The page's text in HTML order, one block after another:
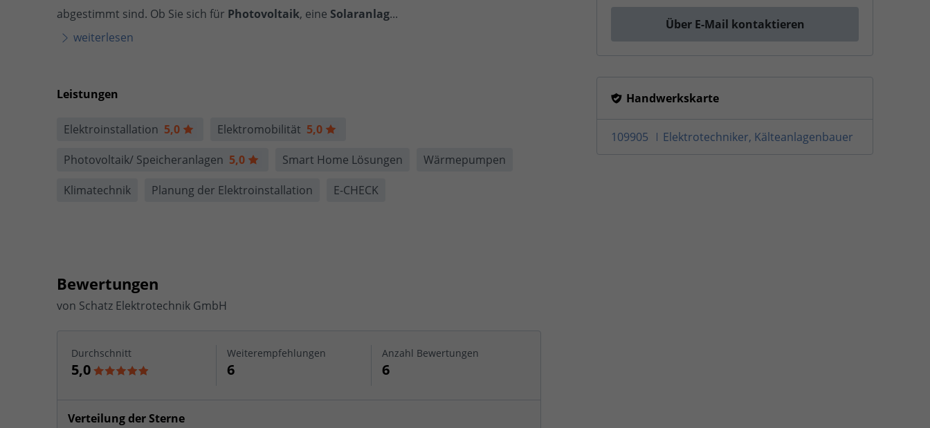
Über E-Mail kontaktieren
Handwerkskarte
109905 Elektrotechniker, Kälteanlagenbauer
abgestimmt sind. Ob Sie sich für Photovoltaik, eine Solaranlag...
weiterlesen
Leistungen
Elektroinstallation 5,0 Elektromobilität 5,0
Photovoltaik/ Speicheranlagen 5,0 Smart Home Lösungen
Wärmepumpen
Klimatechnik
Planung der Elektro­installation E-CHECK
Bewertungen
von Schatz Elektrotechnik GmbH
Durchschnitt
5,0
Weiterempfehlungen
6
Anzahl Bewertungen
6
Verteilung der Sterne